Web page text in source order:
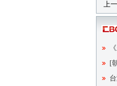
上
[